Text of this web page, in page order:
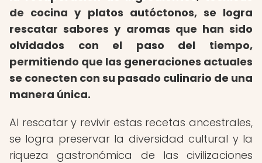
de cocina y platos autóctonos, se logra
rescatar sabores y aromas que han sido
olvidados con el paso del tiempo,
permitiendo que las generaciones actuales
se conecten con su pasado culinario de una
manera única.
Al rescatar y revivir estas recetas ancestrales,
se logra preservar la diversidad cultural y la
riqueza gastronómica de las civilizaciones